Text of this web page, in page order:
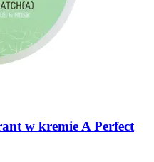
w kremie A Perfect